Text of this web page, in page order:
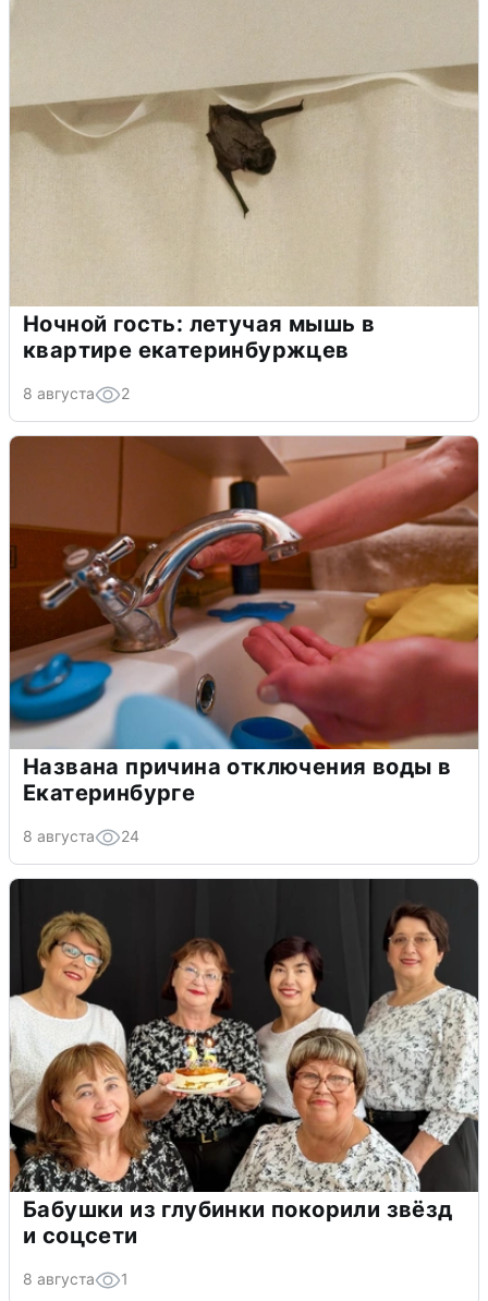
Ночной гость: летучая мышь в
квартире екатеринбуржцев
8 августа 2
Названа причина отключения воды в
Екатеринбурге
8 августа 24
Бабушки из глубинки покорили звёзд
и соцсети
8 августа 1